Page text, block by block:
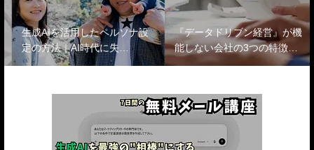
生成AIを活用したペルソナ設
定の方法｜AI時代に失…
『データドリブン経営』が機
能しない会社の3つの特徴…